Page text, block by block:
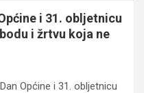
i 31. obljetnicu
i žrtvu koja ne
Općine i 31. obljetnicu